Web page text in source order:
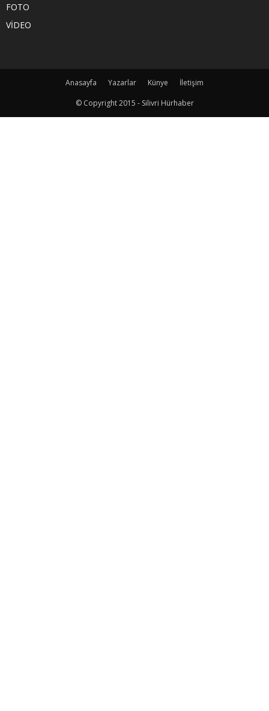
FOTO
VİDEO
Anasayfa Yazarlar Künye
İletişim
© Copyright 2015 - Silivri Hürhaber